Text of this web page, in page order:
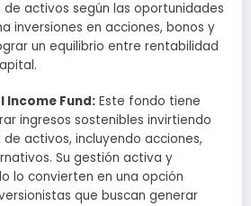
activos según las oportunidades
inversiones en acciones, bonos y
un equilibrio entre rentabilidad
Income Fund: Este fondo tiene
ingresos sostenibles invirtiendo
activos, incluyendo acciones,
Su gestión activa y
lo convierten en una opción
que buscan generar